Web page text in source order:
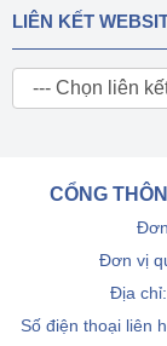
LIÊN KẾT
CỔNG
Đơn vị
Địa
Số điện thoại liên